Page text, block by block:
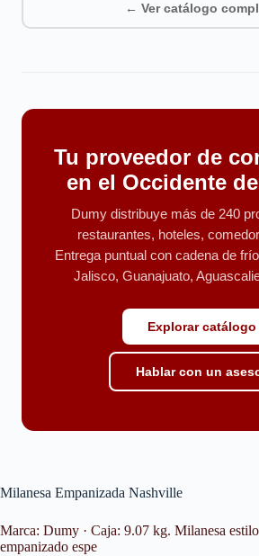
← Ver catálogo
Tu proveedor de
en el Occidente
Dumy distribuye más de 240
restaurantes, hoteles,
Entrega puntual con cadena de
Jalisco, Guanajuato,
Explorar catálogo
Hablar con un
Milanesa Empanizada Nashville
Marca: Dumy · Caja: 9.07 kg. Milanesa
empanizado espe